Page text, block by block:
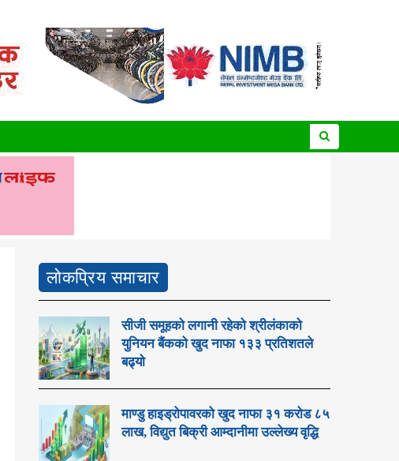
लोकप्रिय समाचार
सीजी समूहको लगानी रहेको श्रीलंकाको
युनियन बैंकको खुद नाफा १३३ प्रतिशतले
बढ्यो
माण्डु हाइड्रोपावरको खुद नाफा ३१ करोड ८५
लाख, विद्युत बिक्री आम्दानीमा उल्लेख्य वृद्धि